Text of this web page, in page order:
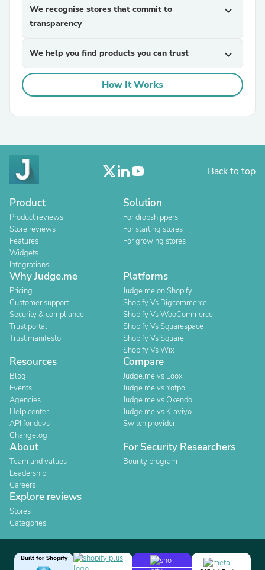
We recognise stores that commit to
transparency
expand_more
We help you find products you can trust expand_more
How It Works
Back to top
Product
Product reviews
Store reviews
Features
Widgets
Integrations
Solution
For dropshippers
For starting stores
For growing stores
Why Judge.me
Pricing
Customer support
Security & compliance
Trust portal
Trust manifesto
Platforms
Judge.me on Shopify
Shopify Vs Bigcommerce
Shopify Vs WooCommerce
Shopify Vs Squarespace
Shopify Vs Square
Shopify Vs Wix
Resources
Blog
Events
Agencies
Help center
API for devs
Changelog
Compare
Judge.me vs Loox
Judge.me vs Yotpo
Judge.me vs Okendo
Judge.me vs Klaviyo
Switch provider
About
Team and values
Leadership
Careers
For Security Researchers
Bounty program
Explore reviews
Stores
Categories
Built for Shopify